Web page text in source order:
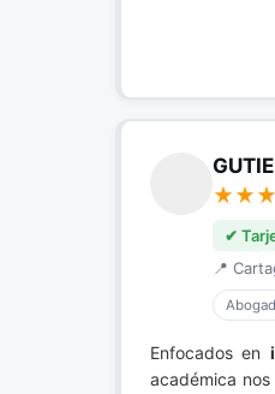
✔
📍
Enfocados en
académica